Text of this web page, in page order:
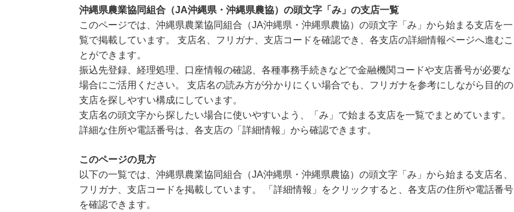
沖縄県農業協同組合（JA沖縄県・沖縄県農協）の頭文字「み」の支店一覧
このページでは、沖縄県農業協同組合（JA沖縄県・沖縄県農協）の頭文字「み」から始まる支店を一
覧で掲載しています。 支店名、フリガナ、支店コードを確認でき、各支店の詳細情報ページへ進むこ
とができます。
振込先登録、経理処理、口座情報の確認、各種事務手続きなどで金融機関コードや支店番号が必要な
場合にご活用ください。 支店名の読み方が分かりにくい場合でも、フリガナを参考にしながら目的の
支店を探しやすい構成にしています。
支店名の頭文字から探したい場合に使いやすいよう、「み」で始まる支店を一覧でまとめています。
詳細な住所や電話番号は、各支店の「詳細情報」から確認できます。
このページの見方
以下の一覧では、沖縄県農業協同組合（JA沖縄県・沖縄県農協）の頭文字「み」から始まる支店名、
フリガナ、支店コードを掲載しています。 「詳細情報」をクリックすると、各支店の住所や電話番号
を確認できます。